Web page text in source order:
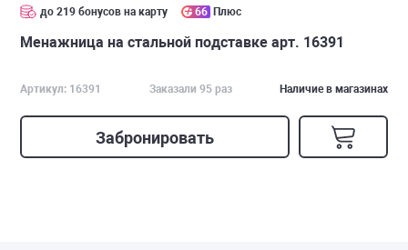
до 219 бонусов на карту 66 Плюс
Менажница на стальной подставке арт. 16391
Артикул: 16391 Заказали 95 раз Наличие в магазинах
Забронировать